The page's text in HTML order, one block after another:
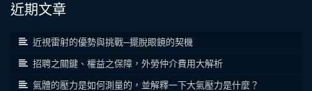
近期文章
近視雷射的優勢與挑戰─擺脫眼鏡的契機
招聘之關鍵、權益之保障，外勞仲介費用大解析
氣體的壓力是如何測量的，並解釋一下大氣壓力是什麼？